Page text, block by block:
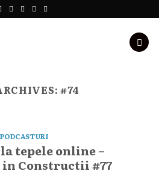
#74
PODCASTURI
tepele online –
Constructii #77